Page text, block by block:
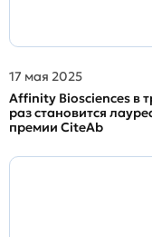
17 мая 2025
Affinity Biosciences в
раз становится
премии CiteAb